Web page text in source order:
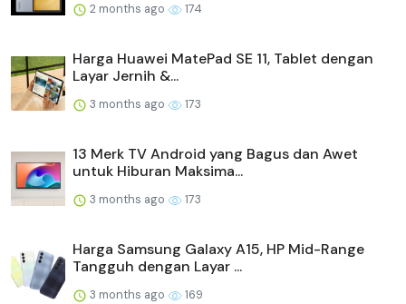
2 months ago 174
Harga Huawei MatePad SE 11, Tablet dengan
Layar Jernih &...
3 months ago 173
13 Merk TV Android yang Bagus dan Awet
untuk Hiburan Maksima...
3 months ago 173
Harga Samsung Galaxy A15, HP Mid-Range
Tangguh dengan Layar ...
3 months ago 169